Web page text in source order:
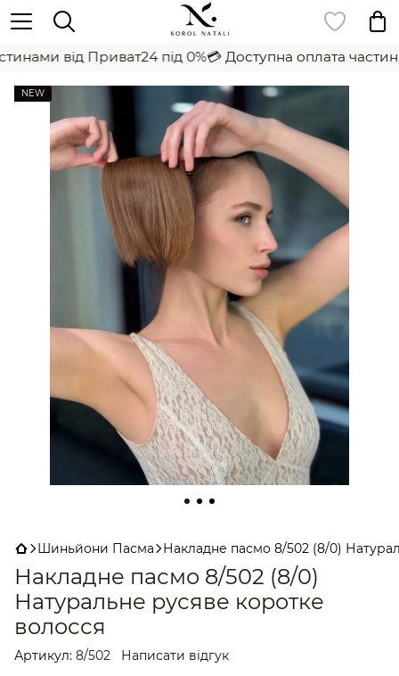
від Приват24 під 0%💳 Доступна оплата
NEW
Шиньйони Пасма Накладне пасмо 8/502 (8/0)
Накладне пасмо 8/502 (8/0)
Натуральне русяве коротке
волосся
Артикул: 8/502 Написати відгук